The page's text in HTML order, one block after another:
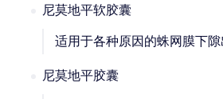
尼莫地平软胶囊
适用于各种原因的蛛网膜下
尼莫地平胶囊